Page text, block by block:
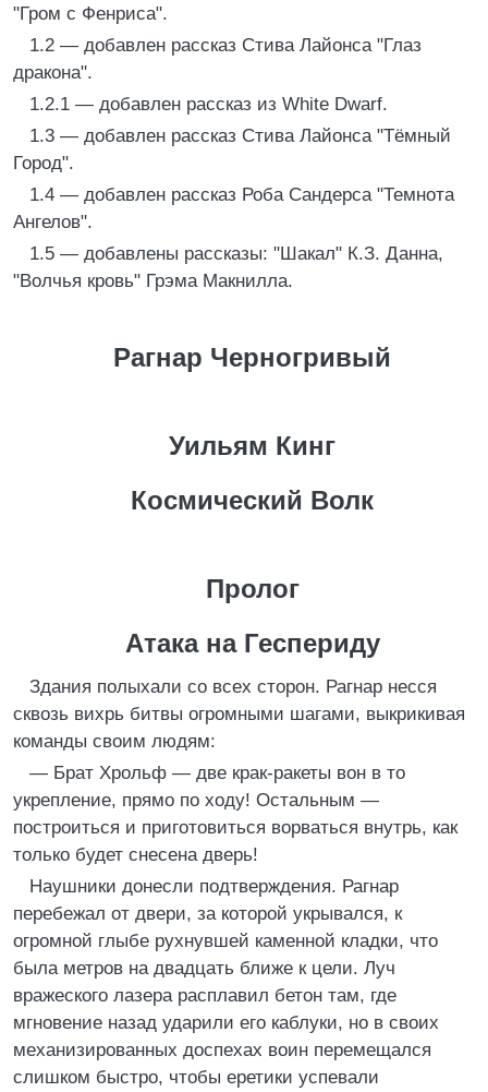
"Гром с Фенриса".
1.2 — добавлен рассказ Стива Лайонса "Глаз
дракона".
1.2.1 — добавлен рассказ из White Dwarf.
1.3 — добавлен рассказ Стива Лайонса "Тёмный
Город".
1.4 — добавлен рассказ Роба Сандерса "Темнота
Ангелов".
1.5 — добавлены рассказы: "Шакал" К.З. Данна,
"Волчья кровь" Грэма Макнилла.
Рагнар Черногривый
Уильям Кинг
Космический Волк
Пролог
Атака на Геспериду
Здания полыхали со всех сторон. Рагнар несся
сквозь вихрь битвы огромными шагами, выкрикивая
команды своим людям:
— Брат Хрольф — две крак-ракеты вон в то
укрепление, прямо по ходу! Остальным —
построиться и приготовиться ворваться внутрь, как
только будет снесена дверь!
Наушники донесли подтверждения. Рагнар
перебежал от двери, за которой укрывался, к
огромной глыбе рухнувшей каменной кладки, что
была метров на двадцать ближе к цели. Луч
вражеского лазерa расплавил бетон там, где
мгновение назад ударили его каблуки, но в своих
механизированных доспехах воин перемещался
слишком быстро, чтобы еретики успевали